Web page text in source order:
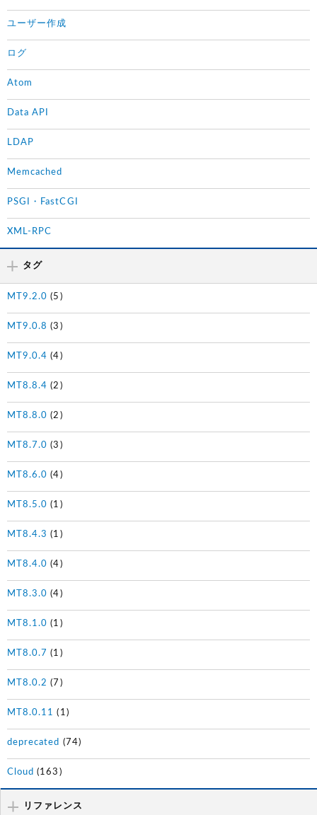
ユーザー作成
ログ
Atom
Data API
LDAP
Memcached
PSGI・FastCGI
XML-RPC
タグ
MT9.2.0 (5)
MT9.0.8 (3)
MT9.0.4 (4)
MT8.8.4 (2)
MT8.8.0 (2)
MT8.7.0 (3)
MT8.6.0 (4)
MT8.5.0 (1)
MT8.4.3 (1)
MT8.4.0 (4)
MT8.3.0 (4)
MT8.1.0 (1)
MT8.0.7 (1)
MT8.0.2 (7)
MT8.0.11 (1)
deprecated (74)
Cloud (163)
リファレンス